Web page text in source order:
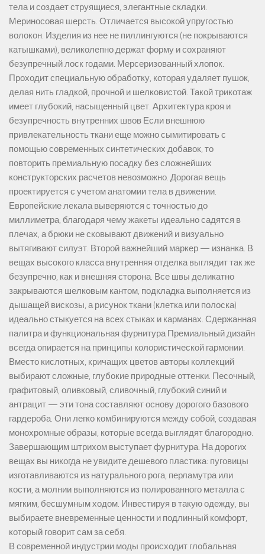
тела и создает струящиеся, элегантные складки.
Мериносовая шерсть. Отличается высокой упругостью
волокон. Изделия из нее не пиллингуются (не покрываются
катышками), великолепно держат форму и сохраняют
безупречный лоск годами. Мерсеризованный хлопок.
Проходит специальную обработку, которая удаляет пушок,
делая нить гладкой, прочной и шелковистой. Такой трикотаж
имеет глубокий, насыщенный цвет. Архитектура кроя и
безупречность внутренних швов Если внешнюю
привлекательность ткани еще можно сымитировать с
помощью современных синтетических добавок, то
повторить премиальную посадку без сложнейших
конструкторских расчетов невозможно. Дорогая вещь
проектируется с учетом анатомии тела в движении.
Европейские лекала выверяются с точностью до
миллиметра, благодаря чему жакеты идеально садятся в
плечах, а брюки не сковывают движений и визуально
вытягивают силуэт. Второй важнейший маркер — изнанка. В
вещах высокого класса внутренняя отделка выглядит так же
безупречно, как и внешняя сторона. Все швы деликатно
закрываются шелковым кантом, подкладка выполняется из
дышащей вискозы, а рисунок ткани (клетка или полоска)
идеально стыкуется на всех стыках и карманах. Сдержанная
палитра и функциональная фурнитура Премиальный дизайн
всегда опирается на принципы колористической гармонии.
Вместо кислотных, кричащих цветов авторы коллекций
выбирают сложные, глубокие природные оттенки. Песочный,
графитовый, оливковый, сливочный, глубокий синий и
антрацит — эти тона составляют основу дорогого базового
гардероба. Они легко комбинируются между собой, создавая
монохромные образы, которые всегда выглядят благородно.
Завершающим штрихом выступает фурнитура. На дорогих
вещах вы никогда не увидите дешевого пластика: пуговицы
изготавливаются из натурального рога, перламутра или
кости, а молнии выполняются из полированного металла с
мягким, бесшумным ходом. Инвестируя в такую одежду, вы
выбираете вневременные ценности и подлинный комфорт,
который говорит сам за себя.
В современной индустрии моды происходит глобальная